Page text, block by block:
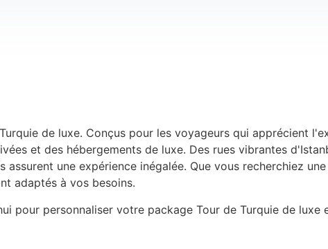
de luxe. Conçus pour les voyageurs qui apprécient
et des hébergements de luxe. Des rues vibrantes
une expérience inégalée. Que vous recherchiez
adaptés à vos besoins.
pour personnaliser votre package Tour de Turquie de